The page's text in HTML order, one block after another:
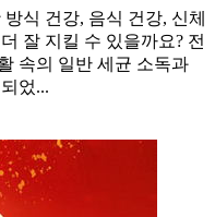
식 건강, 음식 건강, 신체
잘 지킬 수 있을까요? 전
속의 일반 세균 소독과
었...